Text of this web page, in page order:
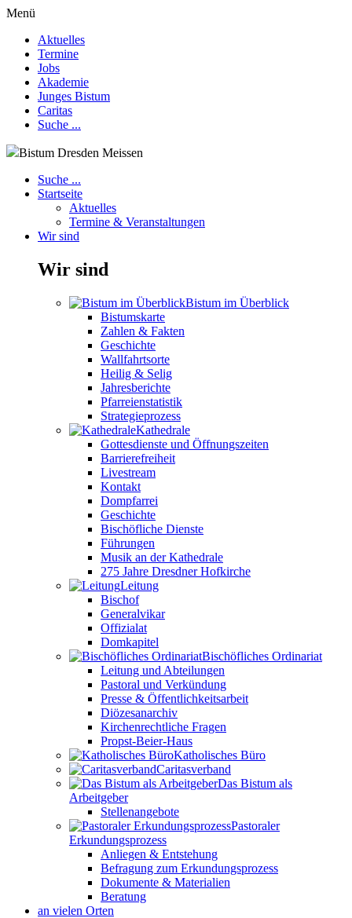
Menü
Aktuelles
Termine
Jobs
Akademie
Junges Bistum
Caritas
Suche ...
Bistum Dresden Meissen
Suche ...
Startseite
Aktuelles
Termine & Veranstaltungen
Wir sind
Wir sind
Bistum im Überblick
Bistumskarte
Zahlen & Fakten
Geschichte
Wallfahrtsorte
Heilig & Selig
Jahresberichte
Pfarreienstatistik
Strategieprozess
Kathedrale
Gottesdienste und Öffnungszeiten
Barrierefreiheit
Livestream
Kontakt
Dompfarrei
Geschichte
Bischöfliche Dienste
Führungen
Musik an der Kathedrale
275 Jahre Dresdner Hofkirche
Leitung
Bischof
Generalvikar
Offizialat
Domkapitel
Bischöfliches Ordinariat
Leitung und Abteilungen
Pastoral und Verkündung
Presse & Öffentlichkeitsarbeit
Diözesanarchiv
Kirchenrechtliche Fragen
Propst-Beier-Haus
Katholisches Büro
Caritasverband
Das Bistum als
Arbeitgeber
Stellenangebote
Pastoraler
Erkundungsprozess
Anliegen & Entstehung
Befragung zum Erkundungsprozess
Dokumente & Materialien
Beratung
an vielen Orten